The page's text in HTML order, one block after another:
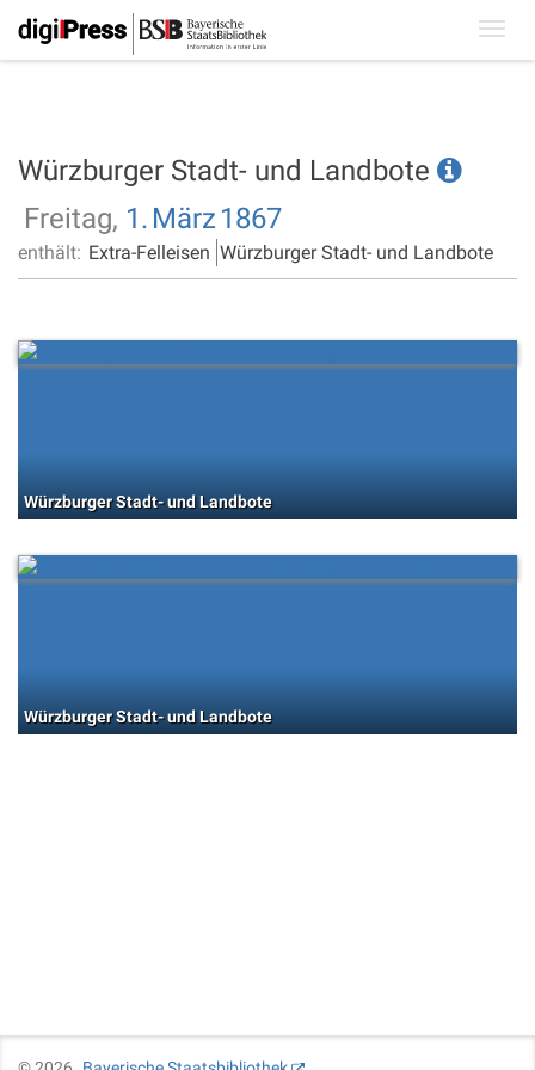
Würzburger Stadt- und Landbote
Freitag, 1. März 1867
enthält: Extra-Felleisen Würzburger Stadt- und Landbote
Würzburger Stadt- und Landbote
Würzburger Stadt- und Landbote